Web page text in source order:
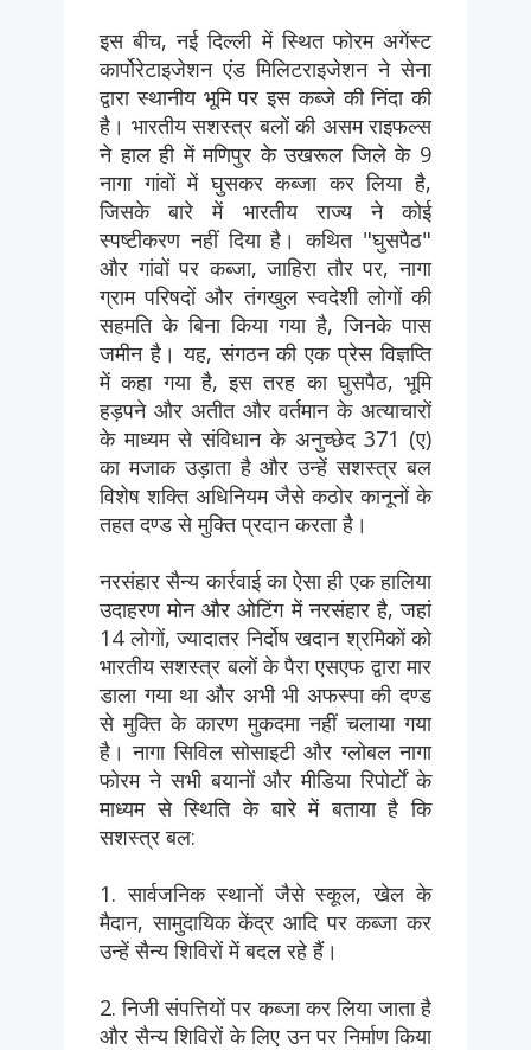
इस बीच, नई दिल्ली में स्थित फोरम अगेंस्ट
कार्पोरेटाइजेशन एंड मिलिटराइजेशन ने सेना
द्वारा स्थानीय भूमि पर इस कब्जे की निंदा की
है। भारतीय सशस्त्र बलों की असम राइफल्स
ने हाल ही में मणिपुर के उखरूल जिले के 9
नागा गांवों में घुसकर कब्जा कर लिया है,
जिसके बारे में भारतीय राज्य ने कोई
स्पष्टीकरण नहीं दिया है। कथित "घुसपैठ"
और गांवों पर कब्जा, जाहिरा तौर पर, नागा
ग्राम परिषदों और तंगखुल स्वदेशी लोगों की
सहमति के बिना किया गया है, जिनके पास
जमीन है। यह, संगठन की एक प्रेस विज्ञप्ति
में कहा गया है, इस तरह का घुसपैठ, भूमि
हड़पने और अतीत और वर्तमान के अत्याचारों
के माध्यम से संविधान के अनुच्छेद 371 (ए)
का मजाक उड़ाता है और उन्हें सशस्त्र बल
विशेष शक्ति अधिनियम जैसे कठोर कानूनों के
तहत दण्ड से मुक्ति प्रदान करता है।
नरसंहार सैन्य कार्रवाई का ऐसा ही एक हालिया
उदाहरण मोन और ओटिंग में नरसंहार है, जहां
14 लोगों, ज्यादातर निर्दोष खदान श्रमिकों को
भारतीय सशस्त्र बलों के पैरा एसएफ द्वारा मार
डाला गया था और अभी भी अफस्पा की दण्ड
से मुक्ति के कारण मुकदमा नहीं चलाया गया
है। नागा सिविल सोसाइटी और ग्लोबल नागा
फोरम ने सभी बयानों और मीडिया रिपोर्टों के
माध्यम से स्थिति के बारे में बताया है कि
सशस्त्र बल:
1. सार्वजनिक स्थानों जैसे स्कूल, खेल के
मैदान, सामुदायिक केंद्र आदि पर कब्जा कर
उन्हें सैन्य शिविरों में बदल रहे हैं।
2. निजी संपत्तियों पर कब्जा कर लिया जाता है
और सैन्य शिविरों के लिए उन पर निर्माण किया